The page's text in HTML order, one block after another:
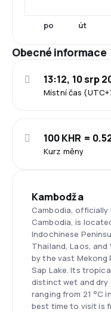
po út
Obecné informace
Místní čas
13:12, 10 srp
Kurz měny
100 KHR =
Kambodža
Cambodia, officially
Cambodia, is
Indochinese
Thailand, Laos,
by the vast Mekong
Sap Lake. Its
distinct wet and
ranging from 21 °C
best time to visit is